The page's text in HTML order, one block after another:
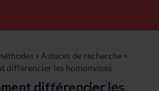
» Astuces de recherche»
différencier les homonymes
différencier les